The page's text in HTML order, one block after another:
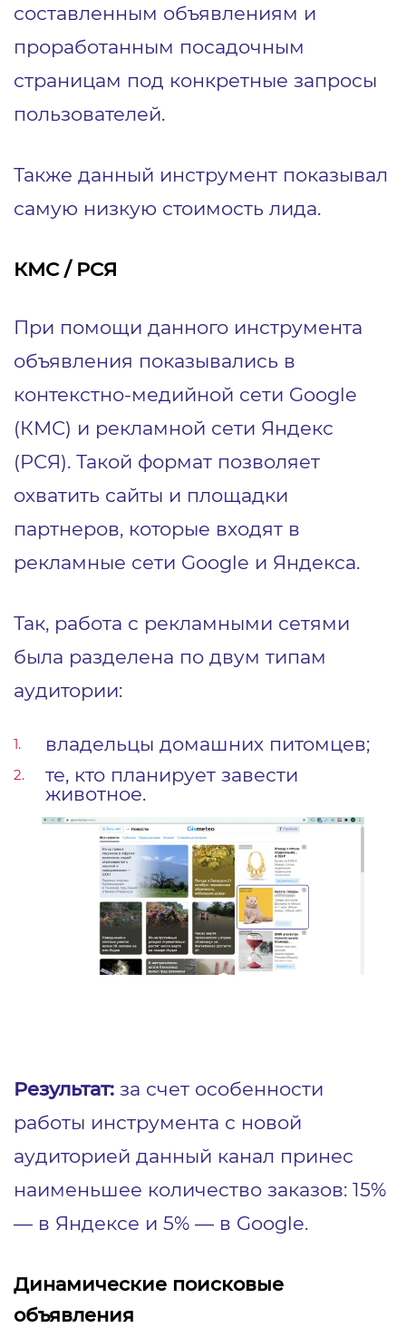
составленным объявлениям и
проработанным посадочным
страницам под конкретные запросы
пользователей.
Также данный инструмент показывал
самую низкую стоимость лида.
КМС / РСЯ
При помощи данного инструмента
объявления показывались в
контекстно-медийной сети Google
(КМС) и рекламной сети Яндекс
(РСЯ). Такой формат позволяет
охватить сайты и площадки
партнеров, которые входят в
рекламные сети Google и Яндекса.
Так, работа с рекламными сетями
была разделена по двум типам
аудитории:
владельцы домашних питомцев;
те, кто планирует завести
животное.
Результат: за счет особенности
работы инструмента с новой
аудиторией данный канал принес
наименьшее количество заказов: 15%
― в Яндексе и 5% ― в Google.
Динамические поисковые
объявления